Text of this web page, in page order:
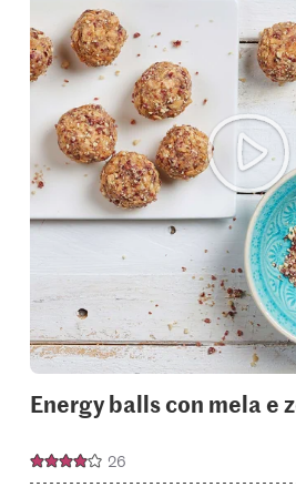
Energy balls con mela e
26